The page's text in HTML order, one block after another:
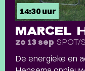
14:30 uur
MARCEL
zo 13 sep SPOT/
De energieke en